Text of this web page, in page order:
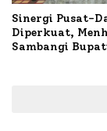
Sinergi Pusat-
Diperkuat,
Sambangi